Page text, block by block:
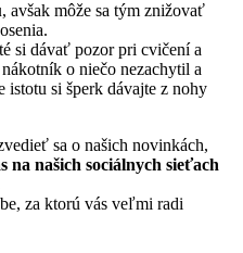
, avšak môže sa tým znižovať
si dávať pozor pri cvičení a
o niečo nezachytil a
istotu si šperk dávajte z nohy
sa o našich novinkách,
na našich sociálnych sieťach
za ktorú vás veľmi radi